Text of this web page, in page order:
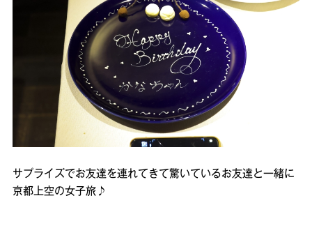
サプライズでお友達を連れてきて驚いているお友達と一緒に
京都上空の女子旅♪